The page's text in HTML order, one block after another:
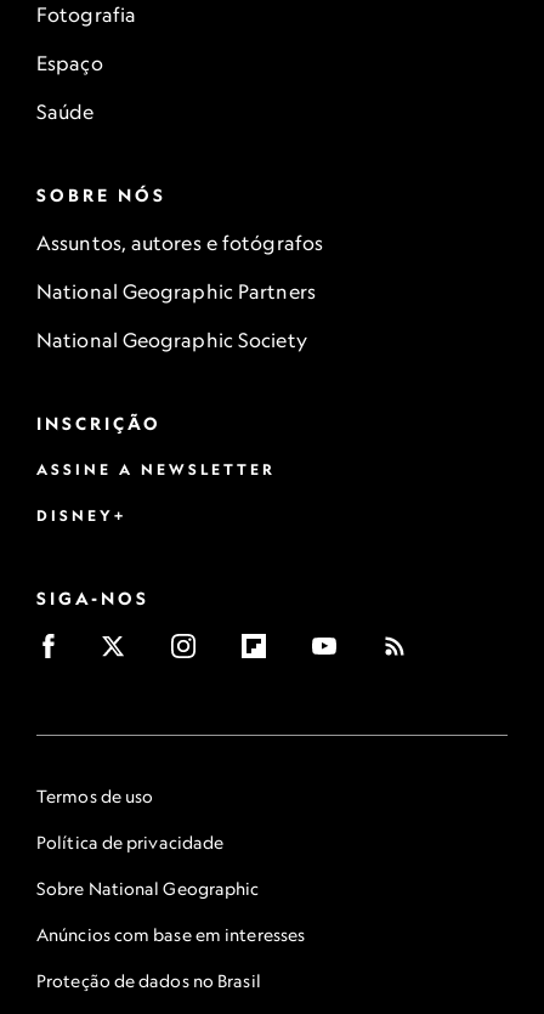
Fotografia
Espaço
Saúde
SOBRE NÓS
Assuntos, autores e fotógrafos
National Geographic Partners
National Geographic Society
INSCRIÇÃO
ASSINE A NEWSLETTER
DISNEY+
SIGA-NOS
Termos de uso
Política de privacidade
Sobre National Geographic
Anúncios com base em interesses
Proteção de dados no Brasil